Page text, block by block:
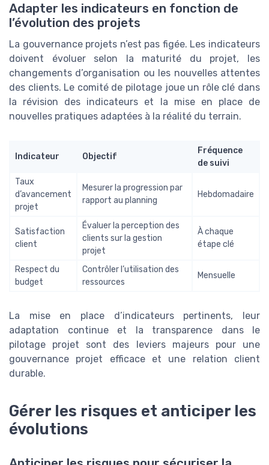
Adapter les indicateurs en fonction de
l’évolution des projets
La gouvernance projets n’est pas figée. Les indicateurs
doivent évoluer selon la maturité du projet, les
changements d’organisation ou les nouvelles attentes
des clients. Le comité de pilotage joue un rôle clé dans
la révision des indicateurs et la mise en place de
nouvelles pratiques adaptées à la réalité du terrain.
Indicateur Objectif
Fréquence
de suivi
Taux
d’avancement
projet
Mesurer la progression par
rapport au planning
Hebdomadaire
Satisfaction
client
Évaluer la perception des
clients sur la gestion
projet
À chaque
étape clé
Respect du
budget
Contrôler l’utilisation des
ressources
Mensuelle
La mise en place d’indicateurs pertinents, leur
adaptation continue et la transparence dans le
pilotage projet sont des leviers majeurs pour une
gouvernance projet efficace et une relation client
durable.
Gérer les risques et anticiper les
évolutions